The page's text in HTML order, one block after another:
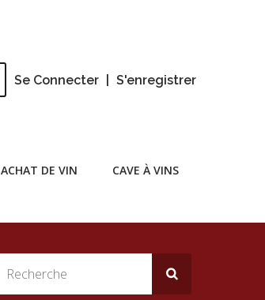
Se Connecter S'enregistrer
ACHAT DE VIN CAVE À VINS